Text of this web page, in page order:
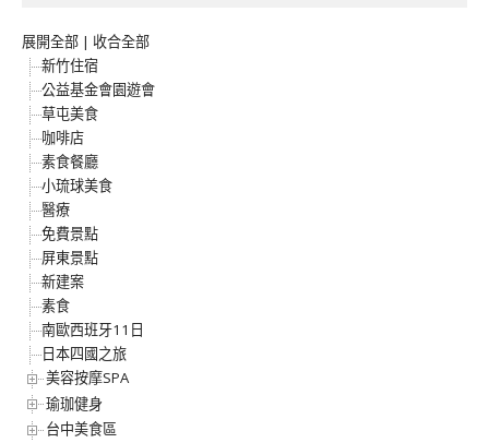
展開全部 | 收合全部
新竹住宿
公益基金會園遊會
草屯美食
咖啡店
素食餐廳
小琉球美食
醫療
免費景點
屏東景點
新建案
素食
南歐西班牙11日
日本四國之旅
美容按摩SPA
瑜珈健身
台中美食區